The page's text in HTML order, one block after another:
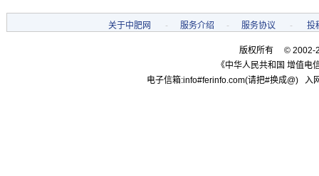
关于中肥网 - 服务介绍 - 服务协议 - 投
版权所有 © 2002-
《中华人民共和国 增值电
电子信箱:info#ferinfo.com(请把#换成@)